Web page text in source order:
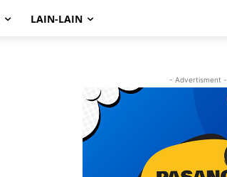
LAIN-LAIN
- Advertisment -